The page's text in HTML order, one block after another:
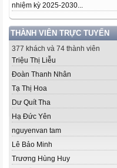
nhiệm kỳ 2025-2030...
THÀNH VIÊN TRỰC TUYẾN
377 khách và 74 thành viên
Triệu Thị Liễu
Đoàn Thanh Nhân
Tạ Thị Hoa
Dư Quít Tha
Hạ Đức Yên
nguyenvan tam
Lê Bảo Minh
Trương Hùng Huy